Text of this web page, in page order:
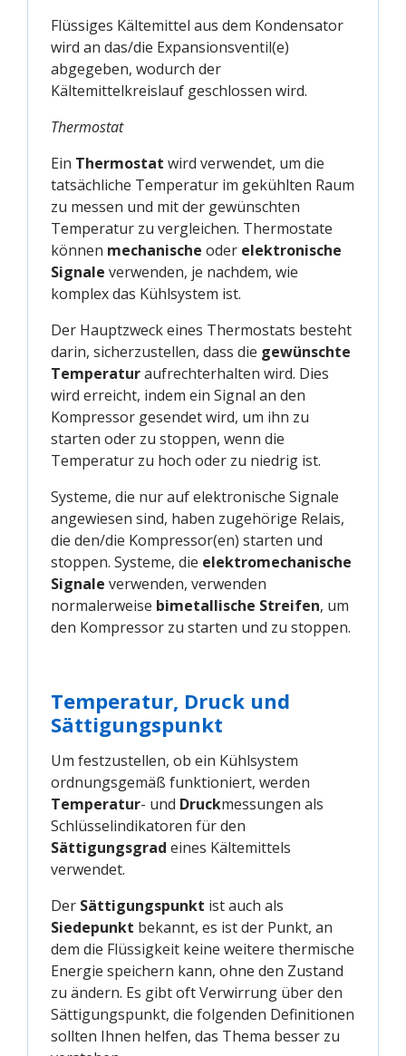
Flüssiges Kältemittel aus dem Kondensator
wird an das/die Expansionsventil(e)
abgegeben, wodurch der
Kältemittelkreislauf geschlossen wird.
Thermostat
Ein Thermostat wird verwendet, um die
tatsächliche Temperatur im gekühlten Raum
zu messen und mit der gewünschten
Temperatur zu vergleichen. Thermostate
können mechanische oder elektronische
Signale verwenden, je nachdem, wie
komplex das Kühlsystem ist.
Der Hauptzweck eines Thermostats besteht
darin, sicherzustellen, dass die gewünschte
Temperaturaufrechterhalten wird. Dies
wird erreicht, indem ein Signal an den
Kompressor gesendet wird, um ihn zu
starten oder zu stoppen, wenn die
Temperatur zu hoch oder zu niedrig ist.
Systeme, die nur auf elektronische Signale
angewiesen sind, haben zugehörige Relais,
die den/die Kompressor(en) starten und
stoppen. Systeme, die elektromechanische
Signale verwenden, verwenden
normalerweise bimetallische Streifen, um
den Kompressor zu starten und zu stoppen.
Temperatur, Druck und
Sättigungspunkt
Um festzustellen, ob ein Kühlsystem
ordnungsgemäß funktioniert, werden
Temperatur- und Druckmessungen als
Schlüsselindikatoren für den
Sättigungsgrad eines Kältemittels
verwendet.
Der Sättigungspunkt ist auch als
Siedepunkt bekannt, es ist der Punkt, an
dem die Flüssigkeit keine weitere thermische
Energie speichern kann, ohne den Zustand
zu ändern. Es gibt oft Verwirrung über den
Sättigungspunkt, die folgenden Definitionen
sollten Ihnen helfen, das Thema besser zu